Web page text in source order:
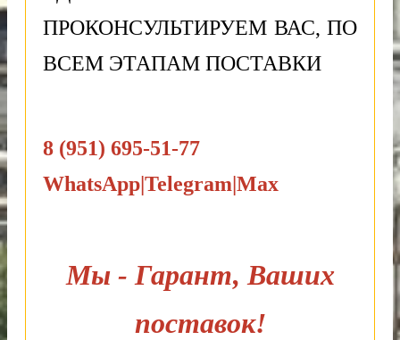
ПРОКОНСУЛЬТИРУЕМ ВАС, ПО
ВСЕМ ЭТАПАМ ПОСТАВКИ
8 (951) 695-51-77
WhatsApp|Telegram|Max
Мы - Гарант, Ваших
поставок!